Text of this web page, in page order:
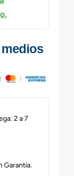
2 a 7
Garantía.